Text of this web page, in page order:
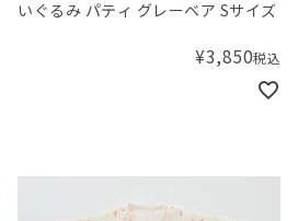
いぐるみ パティ グレーベア Sサイズ
¥3,850税込